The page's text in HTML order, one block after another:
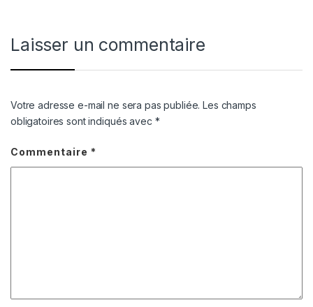
Laisser un commentaire
Votre adresse e-mail ne sera pas publiée. Les champs
obligatoires sont indiqués avec *
Commentaire *